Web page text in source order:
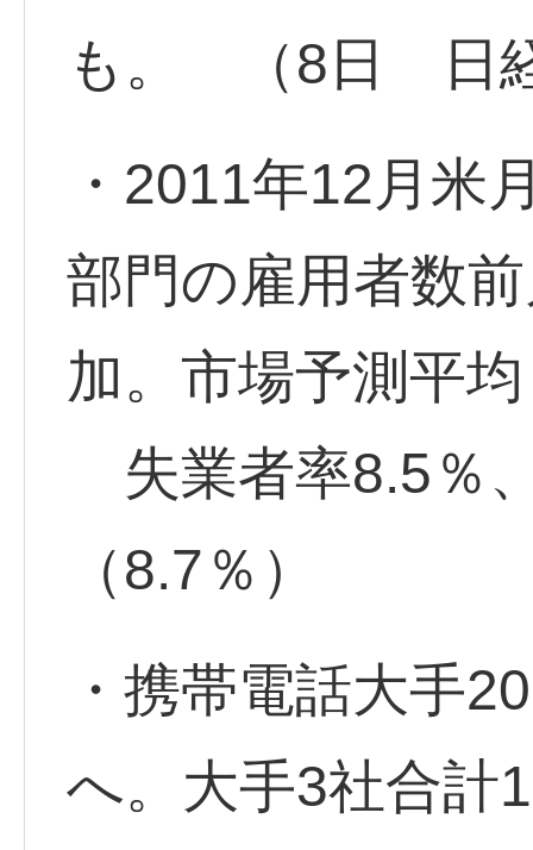
も。 （8日 日
・2011年12月米
部門の雇用者数
加。市場予測平
失業者率8.5％
（8.7％）
・携帯電話大手
へ。大手3社合計